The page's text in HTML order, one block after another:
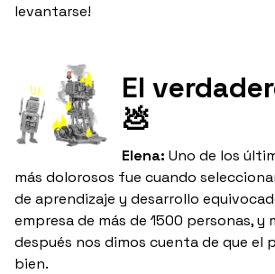
levantarse!
El
💩
Elena: Uno de los
más dolorosos fue cuando
de aprendizaje y desarrollo
empresa de más de 1500 personas, y
después nos dimos cuenta de que el
bien.